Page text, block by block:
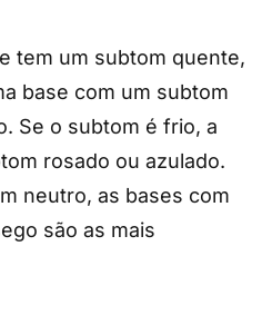
tem um subtom quente,
base com um subtom
Se o subtom é frio, a
rosado ou azulado.
neutro, as bases com
são as mais